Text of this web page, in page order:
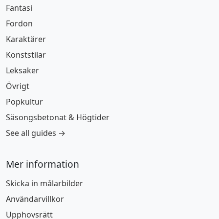
Fantasi
Fordon
Karaktärer
Konststilar
Leksaker
Övrigt
Popkultur
Säsongsbetonat & Högtider
See all guides →
Mer information
Skicka in målarbilder
Användarvillkor
Upphovsrätt